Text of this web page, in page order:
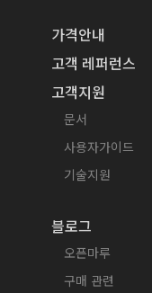
가격안내
고객 레퍼런스
고객지원
문서
사용자가이드
기술지원
블로그
오픈마루
구매 관련